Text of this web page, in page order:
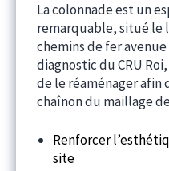
La colonnade est un
remarquable, situé le
chemins de fer avenue
diagnostic du CRU
de le réaménager afin
chaînon du maillage
Renforcer
site